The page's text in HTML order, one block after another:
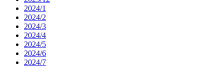
2024/1
2024/2
2024/3
2024/4
2024/5
2024/6
2024/7